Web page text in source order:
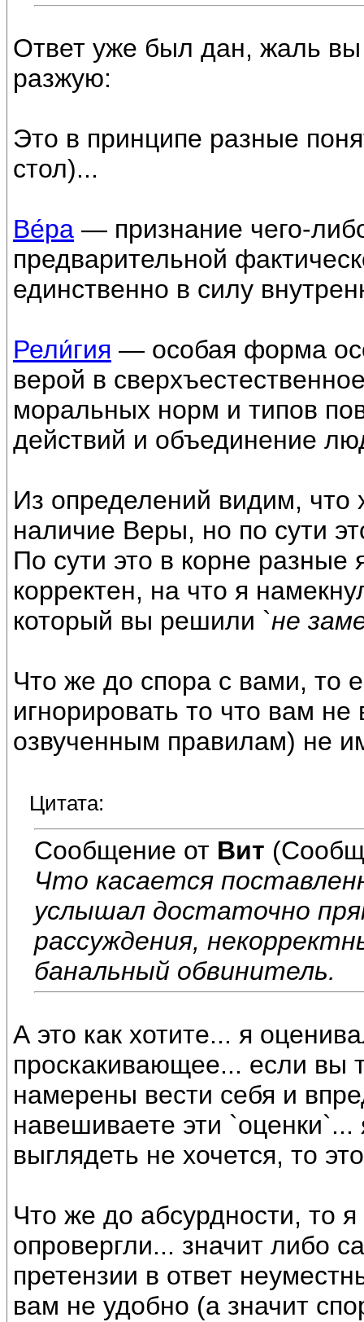
Ответ уже был дан, жаль вы
разжую:
Это в принципе разные
стол)...
Ве́ра — признание чего-
предварительной
единственно в силу
Рели́гия — особая форма
верой в
моральных норм и типов
действий и объединение
Из определений видим, что
наличие Веры, но по сути
По сути это в корне
корректен, на что я
который вы решили `не
Что же до спора с вами, то
игнорировать то что вам
озвученным правилам) не
Цитата:
Сообщение от Вит
Что касается
услышал достаточно
рассуждения,
банальный обвинитель.
А это как хотите... я
проскакивающее... если вы
намерены вести себя и
навешиваете эти
выглядеть не хочется, то
Что же до абсурдности, то
опровергли... значит либо
претензии в ответ
вам не удобно (а значит